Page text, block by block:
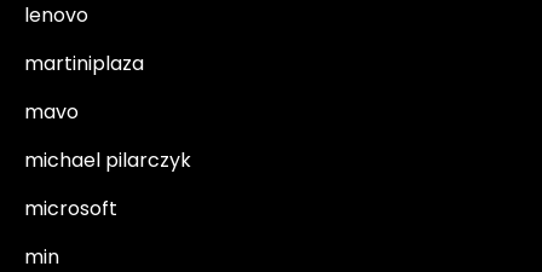
lenovo
martiniplaza
mavo
michael pilarczyk
microsoft
min